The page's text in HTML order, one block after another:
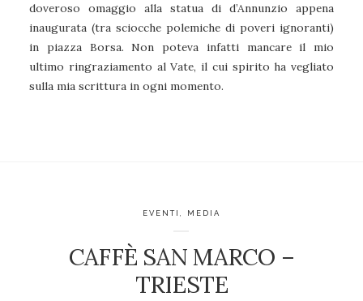
doveroso omaggio alla statua di d’Annunzio appena
inaugurata (tra sciocche polemiche di poveri ignoranti)
in piazza Borsa. Non poteva infatti mancare il mio
ultimo ringraziamento al Vate, il cui spirito ha vegliato
sulla mia scrittura in ogni momento.
EVENTI, MEDIA
CAFFÈ SAN MARCO –
TRIESTE